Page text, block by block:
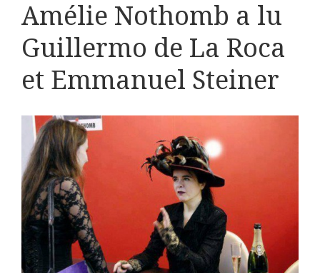
Amélie Nothomb a lu
Guillermo de La Roca
et Emmanuel Steiner